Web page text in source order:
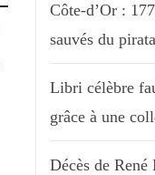
Côte-d’Or :
sauvés du
Libri célèbre
grâce à une
Décès de